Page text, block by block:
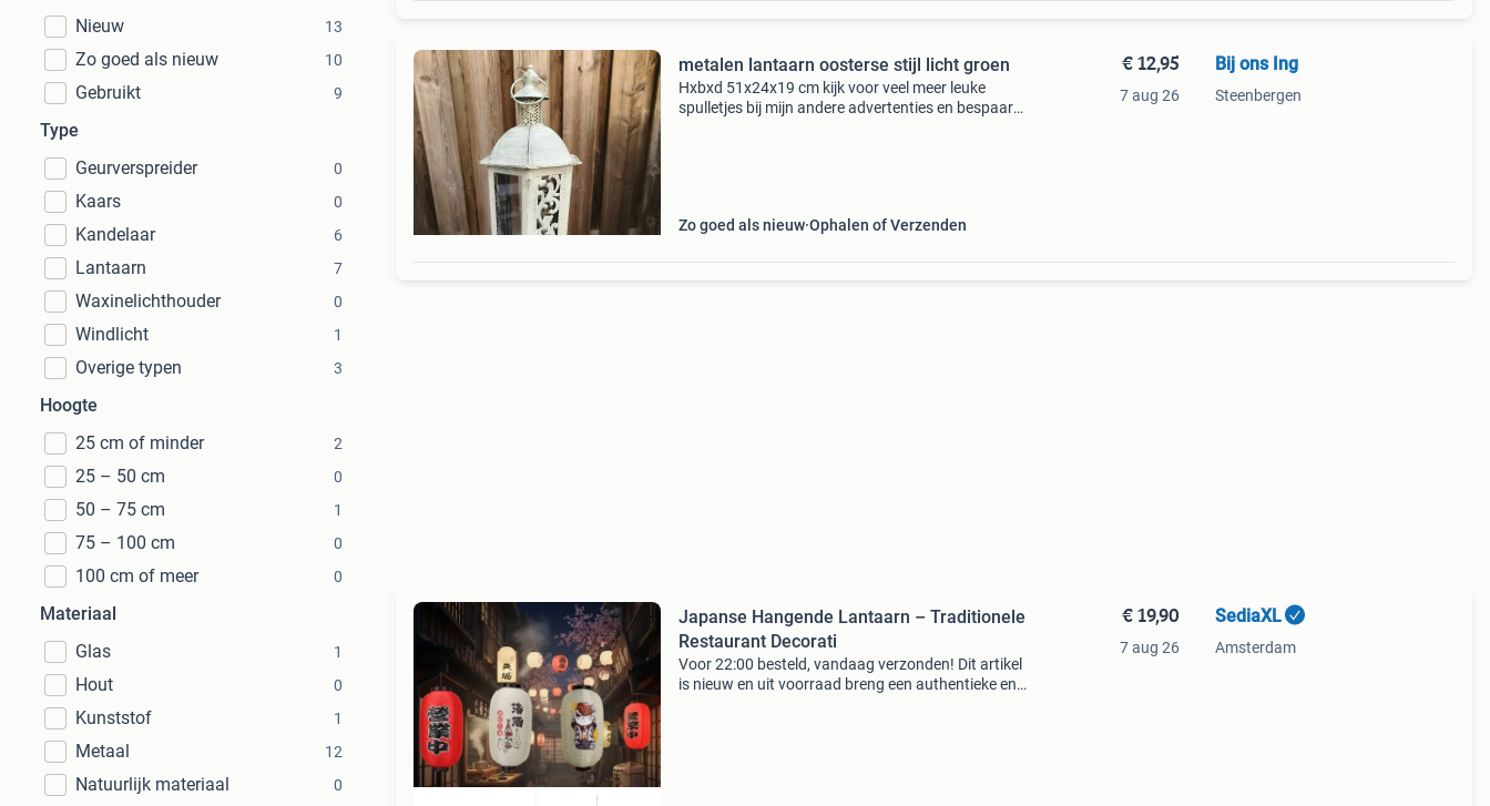
Nieuw
13
Zo goed als nieuw 10
Gebruikt 9
Type
Geurverspreider
0
Kaars 0
Kandelaar 6
Lantaarn 7
Waxinelichthouder 0
Windlicht 1
Overige typen 3
Hoogte
25 cm of minder
2
25 – 50 cm 0
50 – 75 cm 1
75 – 100 cm 0
100 cm of meer 0
Materiaal
Glas
1
Hout 0
Kunststof 1
Metaal 12
Natuurlijk materiaal 0
metalen lantaarn oosterse stijl licht groen
Hxbxd 51x24x19 cm kijk voor veel meer leuke
spulletjes bij mijn andere advertenties en bespaar
Zo goed als nieuw Ophalen of Verzenden
€ 12,95
7 aug 26
Bij ons Ing
Steenbergen
Japanse Hangende Lantaarn – Traditionele
Restaurant Decorati
Voor 22:00 besteld, vandaag verzonden! Dit artikel
is nieuw en uit voorraad breng een authentieke en
€ 19,90
7 aug 26
SediaXL
Amsterdam